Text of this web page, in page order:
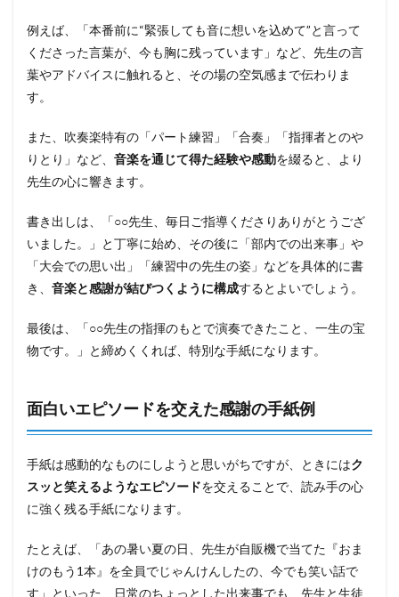
例えば、「本番前に“緊張しても音に想いを込めて”と言って
くださった言葉が、今も胸に残っています」など、先生の言
葉やアドバイスに触れると、その場の空気感まで伝わりま
す。
また、吹奏楽特有の「パート練習」「合奏」「指揮者とのや
りとり」など、 音楽を通じて得た経験や感動を綴ると、より
先生の心に響きます。
書き出しは、「○○先生、毎日ご指導くださりありがとうござ
いました。」と丁寧に始め、その後に「部内での出来事」や
「大会での思い出」「練習中の先生の姿」などを具体的に書
き、 音楽と感謝が結びつくように構成するとよいでしょう。
最後は、「○○先生の指揮のもとで演奏できたこと、一生の宝
物です。」と締めくくれば、特別な手紙になります。
面白いエピソードを交えた感謝の手紙例
手紙は感動的なものにしようと思いがちですが、ときにはク
スッと笑えるようなエピソードを交えることで、読み手の心
に強く残る手紙になります。
たとえば、「あの暑い夏の日、先生が自販機で当てた『おま
けのもう1本』を全員でじゃんけんしたの、今でも笑い話で
す」といった、日常のちょっとした出来事でも、先生と生徒